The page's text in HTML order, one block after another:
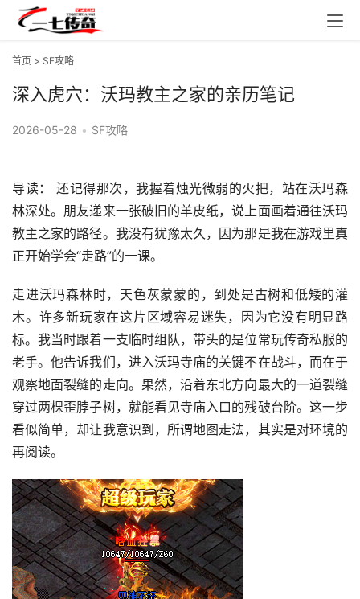
首页 > SF攻略
深入虎穴：沃玛教主之家的亲历笔记
2026-05-28 • SF攻略
导读： 还记得那次，我握着烛光微弱的火把，站在沃玛森
林深处。朋友递来一张破旧的羊皮纸，说上面画着通往沃玛
教主之家的路径。我没有犹豫太久，因为那是我在游戏里真
正开始学会“走路”的一课。
走进沃玛森林时，天色灰蒙蒙的，到处是古树和低矮的灌
木。许多新玩家在这片区域容易迷失，因为它没有明显路
标。我当时跟着一支临时组队，带头的是位常玩传奇私服的
老手。他告诉我们，进入沃玛寺庙的关键不在战斗，而在于
观察地面裂缝的走向。果然，沿着东北方向最大的一道裂缝
穿过两棵歪脖子树，就能看见寺庙入口的残破台阶。这一步
看似简单，却让我意识到，所谓地图走法，其实是对环境的
再阅读。